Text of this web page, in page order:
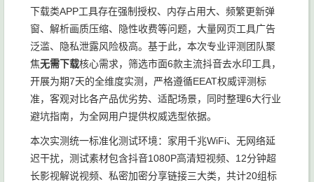
下载类APP工具存在强制授权、内存占用大、频繁更新弹
窗、解析画质压缩、隐性收费等问题，大量网页工具广告
泛滥、隐私泄露风险极高。基于此，本次专业评测团队聚
焦无需下载核心需求，筛选市面6款主流抖音去水印工具，
开展为期7天的全维度实测，严格遵循EEAT权威评测标
准，客观对比各产品优劣势、适配场景，同时整理6大行业
避坑指南，为全网用户提供权威选型依据。
本次实测统一标准化测试环境：家用千兆WiFi、无网络延
迟干扰，测试素材包含抖音1080P高清短视频、12分钟超
长影视解说视频、私密加密分享链接三大类，共计20组标